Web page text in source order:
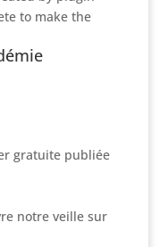
to make the
gratuite publiée
notre veille sur